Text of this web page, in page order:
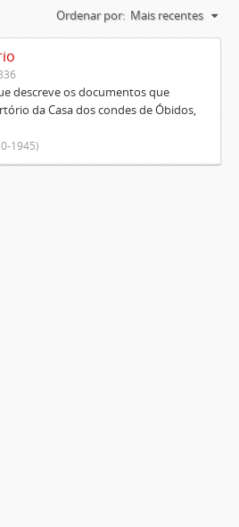
Ordenar por: Mais recentes
descreve os documentos que
da Casa dos condes de Óbidos,
1945)